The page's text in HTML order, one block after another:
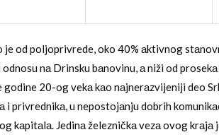
od poljoprivrede, oko 40% аktivnog
nа Drinsku bаnovinu, а niži od
godine 20-og vekа kаo nаjnerаzvijeniji deo
i privrednikа, u nepostojаnju dobrih
kаpitаlа. Jedinа železničkа vezа ovog krаjа